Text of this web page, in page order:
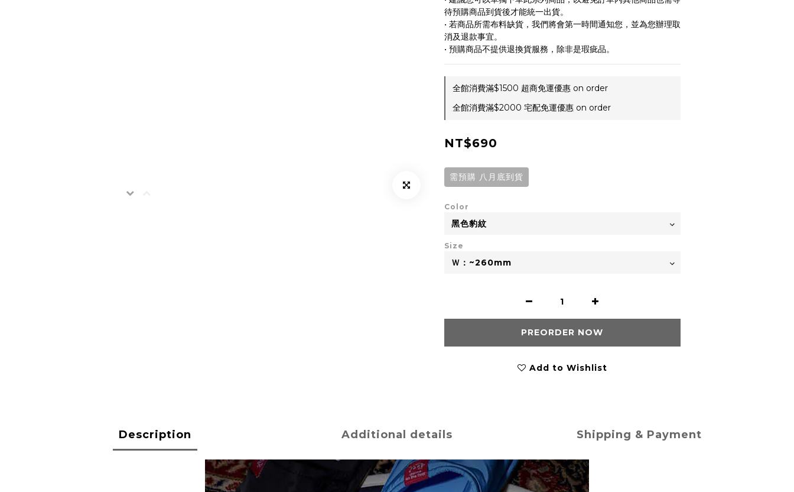
待預購商品到貨後才能統一出貨。
• 若商品所需布料缺貨，我們將會第一時間通知您，並為您辦理取
消及退款事宜。
• 預購商品不提供退換貨服務，除非是瑕疵品。
全館消費滿$1500 超商免運優惠 on order
全館消費滿$2000 宅配免運優惠 on order
NT$690
需預購 八月底到貨
Color
Size
PREORDER NOW
Add to Wishlist
Description Additional details Shipping & Payment